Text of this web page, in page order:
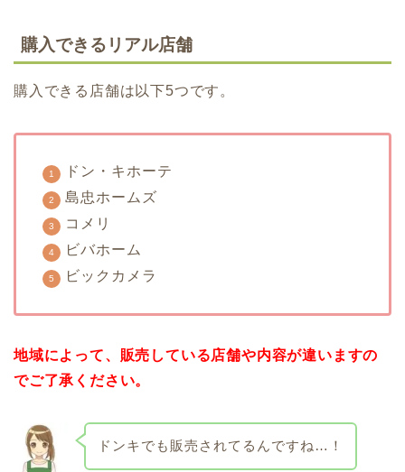
購入できるリアル店舗
購入できる店舗は以下5つです。
ドン・キホーテ
島忠ホームズ
コメリ
ビバホーム
ビックカメラ
地域によって、販売している店舗や内容が違いますの
でご了承ください。
ドンキでも販売されてるんですね…！